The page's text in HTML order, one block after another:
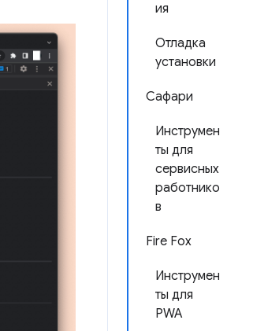
ия
Отладка
установки
Сафари
Инструмен
ты для
сервисных
работнико
в
Fire Fox
Инструмен
ты для
PWA